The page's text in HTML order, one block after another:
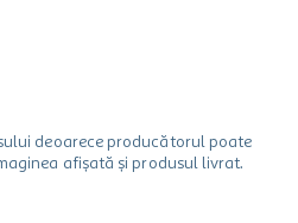
deoarece producătorul poate
afișată și produsul livrat.